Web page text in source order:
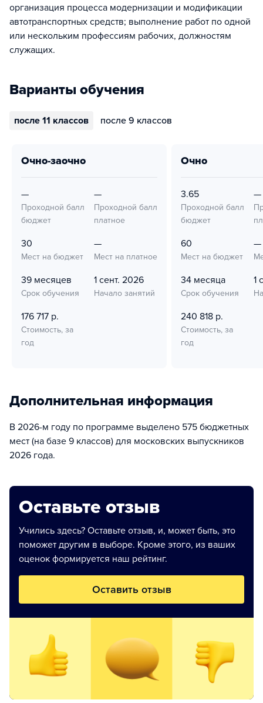
организация процесса модернизации и модификации
автотранспортных средств; выполнение работ по одной
или нескольким профессиям рабочих, должностям
служащих.
Варианты обучения
после 11 классов после 9 классов
очно-заочно
—
Проходной балл
бюджет
—
Проходной балл
платное
30
Мест на бюджет
—
Мест на платное
39 месяцев
Срок обучения
1 сент. 2026
Начало занятий
176 717 р.
Стоимость, за
год
очно
3.65
Проходной балл
бюджет
—
60
Мест на бюджет
—
34 месяца
Срок обучения
1
240 818 р.
Стоимость, за
год
Дополнительная информация
В 2026-м году по программе выделено 575 бюджетных
мест (на базе 9 классов) для московских выпускников
2026 года.
Оставьте отзыв
Учились здесь? Оставьте отзыв, и, может быть, это
поможет другим в выборе. Кроме этого, из ваших
оценок формируется наш рейтинг.
Оставить отзыв